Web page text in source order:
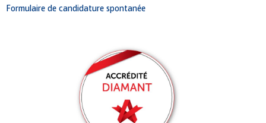
Formulaire de candidature spontanée